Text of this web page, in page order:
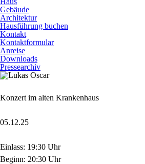
Gebäude
Architektur
Hausführung buchen
Kontakt
Kontaktformular
Anreise
Downloads
Pressearchiv
Konzert im alten Krankenhaus
05.12.25
Einlass: 19:30 Uhr
Beginn: 20:30 Uhr